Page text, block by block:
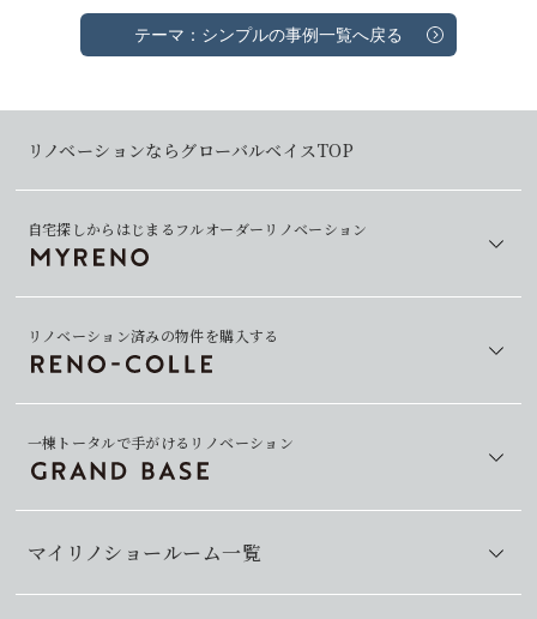
テーマ：シンプルの事例一覧へ戻る
リノベーションならグローバルベイスTOP
自宅探しからはじまるフルオーダーリノベーション
マイリノショールーム一覧
リノベーション済みの物件を購入する
一棟トータルで手がけるリノベーション